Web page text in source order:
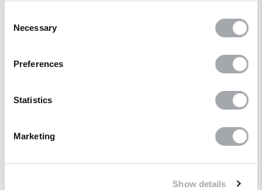
Selection
Necessary
Preferences
Statistics
Marketing
Show details